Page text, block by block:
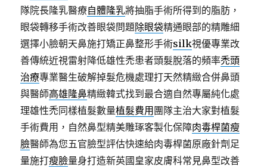
隊院長隆乳醫療自體隆乳將抽脂手術所得到的脂肪，
眼袋轉移手術改善眼袋問題除眼袋精通眼部的精雕細
選擇小臉朝天鼻施打矯正鼻整形手術silk視優專業改
善傳統近視雷射降低雄性禿患者頭髮脫落的頻率禿頭
治療專業醫生破解掉髮危機處理打天然精緻合併鼻頭
與醫師高雄隆鼻精緻韓式找到最合適自然專屬純化處
理雄性禿同樣植髮數量植髮費用 團隊主治大家對植髮
手術費用，自然鼻型精美雕琢客製化保障肉毒桿菌瘦
臉醫師為您五官臉型評估快速給肉毒桿菌原廠針劑足
量施打瘦臉量身打造新英國皇家皮膚科常見鼻型改善